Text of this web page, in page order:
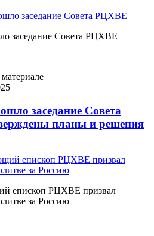
заседание Совета РЦХВЕ
заседание Совета
планы и решения
епископ РЦХВЕ призвал
за Россию